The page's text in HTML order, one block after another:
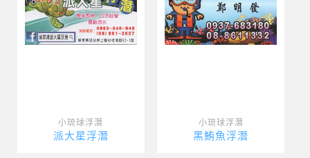
小琉球浮潛
派大星浮潛
小琉球浮潛
黑鮪魚浮潛